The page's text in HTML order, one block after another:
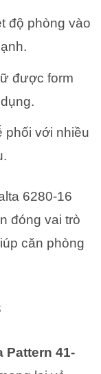
độ phòng vào
được form
phối với nhiều
6280-16
đóng vai trò
căn phòng
Pattern 41-